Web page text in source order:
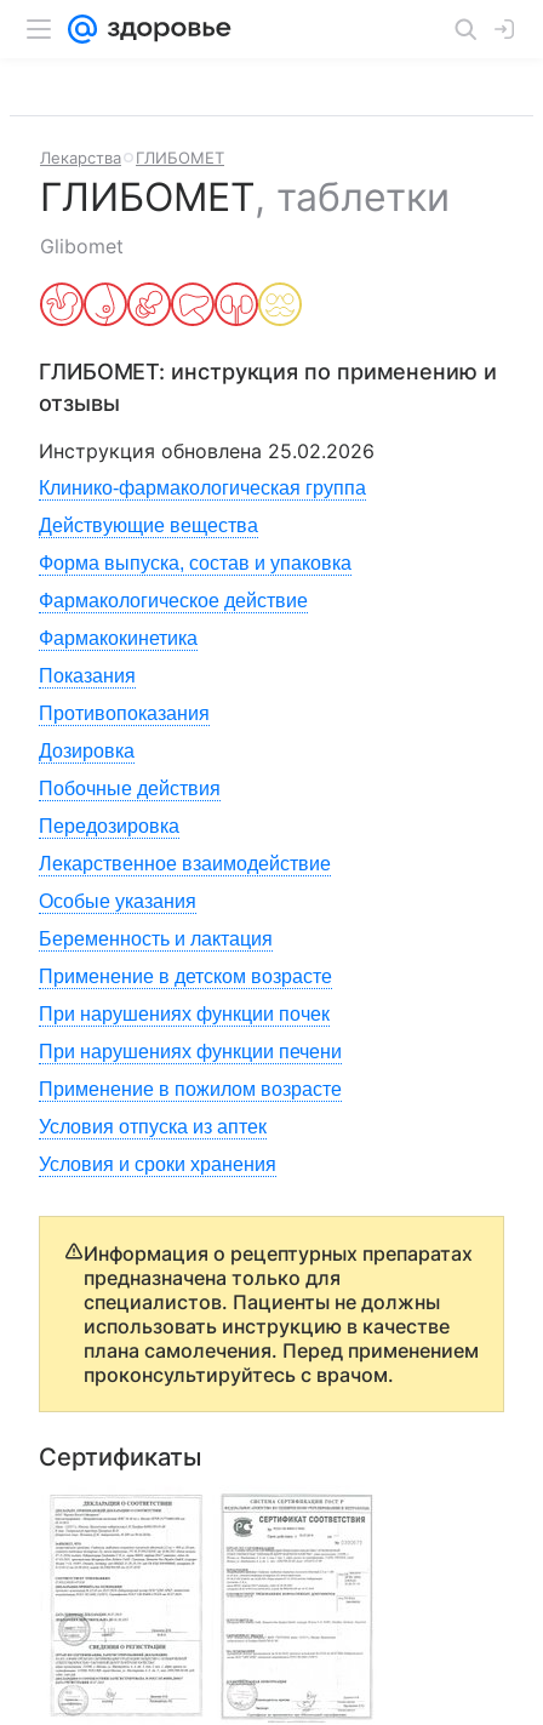
Лекарства ГЛИБОМЕТ
ГЛИБОМЕТ, таблетки
Glibomet
ГЛИБОМЕТ: инструкция по применению и
отзывы
Инструкция обновлена 25.02.2026
Клинико-фармакологическая группа
Действующие вещества
Форма выпуска, состав и упаковка
Фармакологическое действие
Фармакокинетика
Показания
Противопоказания
Дозировка
Побочные действия
Передозировка
Лекарственное взаимодействие
Особые указания
Беременность и лактация
Применение в детском возрасте
При нарушениях функции почек
При нарушениях функции печени
Применение в пожилом возрасте
Условия отпуска из аптек
Условия и сроки хранения
Информация о рецептурных препаратах
предназначена только для
специалистов. Пациенты не должны
использовать инструкцию в качестве
плана самолечения. Перед применением
проконсультируйтесь с врачом.
Сертификаты